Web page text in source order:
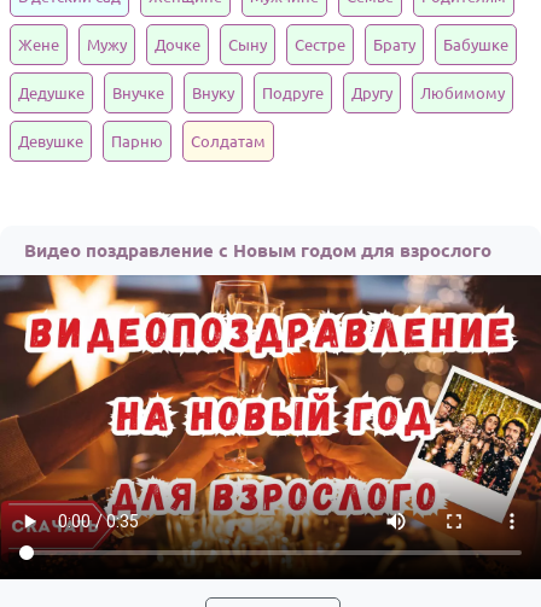
Годовщина свадьбы
Календарь праздников
КОМУ
Маме
Папе
Детям
Все родственники
ПЕРСОНАЛЬНЫЕ
Пожелания
По именам
По годам
Жене Мужу Дочке Сыну Сестре Брату Бабушке
Дедушке Внучке Внуку Подруге Другу Любимому
Девушке Парню Солдатам
Видео поздравление с Новым годом для взрослого